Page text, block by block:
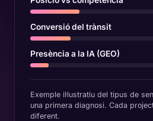
Conversió del trànsit
Presència a la IA (GEO)
Exemple il·lustratiu del tipus de
una primera diagnosi. Cada
diferent.